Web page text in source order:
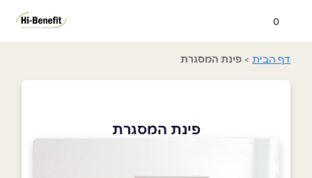
0
דף הבית > פינת המסגרת
פינת המסגרת